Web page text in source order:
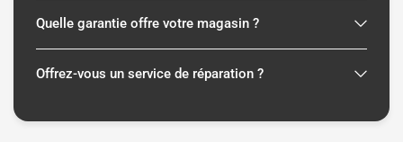
Quelle garantie offre votre magasin ?
Offrez-vous un service de réparation ?